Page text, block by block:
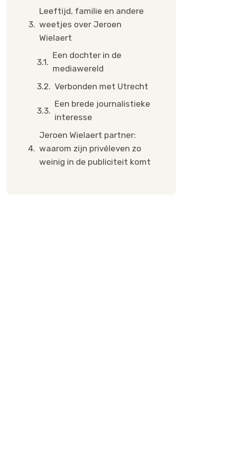
Leeftijd, familie en andere
weetjes over Jeroen
Wielaert
Een dochter in de
mediawereld
Verbonden met Utrecht
Een brede journalistieke
interesse
Jeroen Wielaert partner:
waarom zijn privéleven zo
weinig in de publiciteit komt